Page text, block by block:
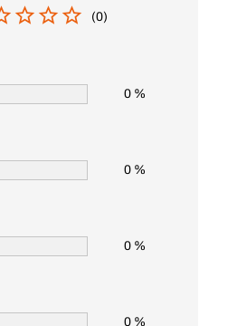
(0)
0 %
0 %
0 %
0 %